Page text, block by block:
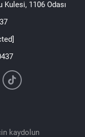
1106 Odası
kaydolun